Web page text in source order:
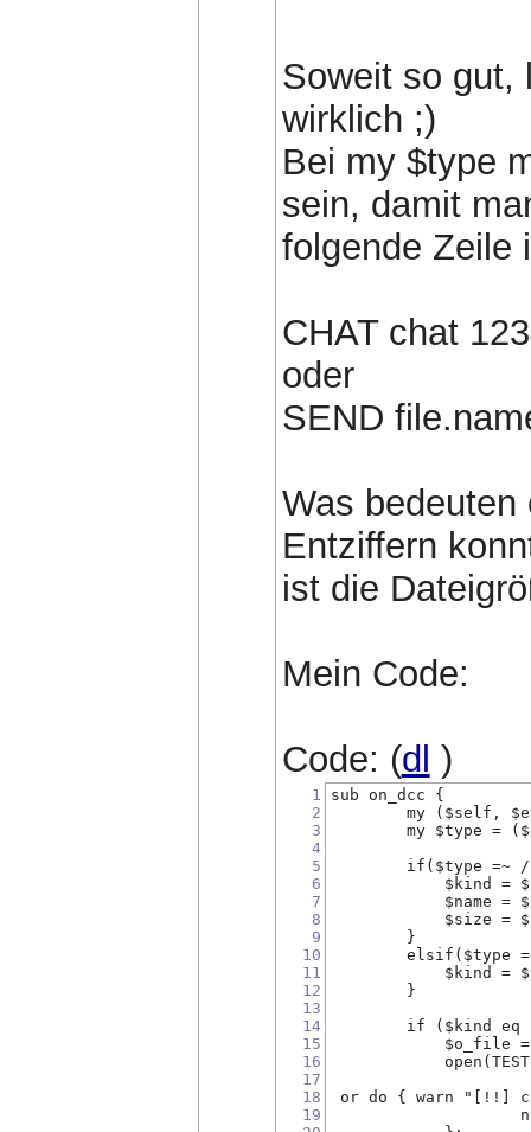
Soweit so gut,
wirklich ;)
Bei my $type
sein, damit
folgende Zeile
CHAT chat
oder
SEND
Was bedeuten
Entziffern
ist die
Mein Code:
Code: (dl )
1
2
3
4
5
6
7
8
9
10
11
12
13
14
15
16
17
18
19
sub on_dcc {
my ($self,
my $type =
if($type =~ /
$kind =
$name =
$size =
}
elsif($type =~ /
$kind =
}
if ($kind eq
$o_file = ">"
open(TEST,
or do { warn "[!!]